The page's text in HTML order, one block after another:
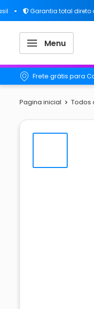
Garantia total direto de
Menu
Frete grátis para
Pagina inicial Todos